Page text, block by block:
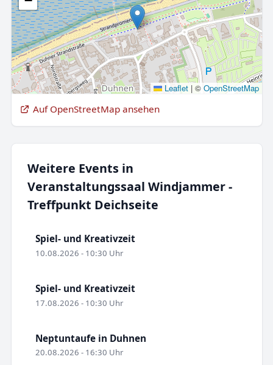
Leaflet |© OpenStreetMap
Auf OpenStreetMap ansehen
Weitere Events in
Veranstaltungssaal Windjammer -
Treffpunkt Deichseite
Spiel- und Kreativzeit
10.08.2026 - 10:30 Uhr
Spiel- und Kreativzeit
17.08.2026 - 10:30 Uhr
Neptuntaufe in Duhnen
20.08.2026 - 16:30 Uhr